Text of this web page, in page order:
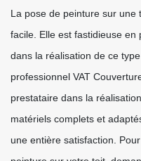
La pose de peinture sur une
facile. Elle est fastidieuse en
dans la réalisation de ce
professionnel VAT
prestataire dans la
matériels complets et
une entière satisfaction.